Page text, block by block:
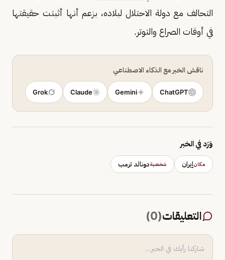
التحالف مع دولة الاحتلال لبلاده، بزعم أنها أثبتت حقيقتها
في أوقات الصراع والتوتر.
ناقش الخبر مع الذكاء الاصطناعي
ChatGPT
Gemini
Claude
Grok
وَرَد في الخبر
مكانإيران شخصيةدونالد ترمب
التعليقات(
0
)